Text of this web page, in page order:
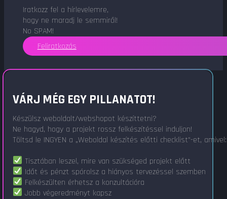
Iratkozz fel a hírlevelemre,
hogy ne maradj le semmiről!
No SPAM!
Feliratkozás
VÁRJ MÉG EGY PILLANATOT!
Készülsz weboldalt/webshopot készíttetni?
Ne hagyd, hogy a projekt rossz felkészítéssel induljon!
Töltsd le INGYEN a „Weboldal készítés előtti checklist"-et, amivel:
Tisztában leszel, mire van szükséged projekt előtt
Időt és pénzt spórolsz a hiányos tervezéssel szemben
Felkészülten érhetsz a konzultációra
Jobb végeredményt kapsz